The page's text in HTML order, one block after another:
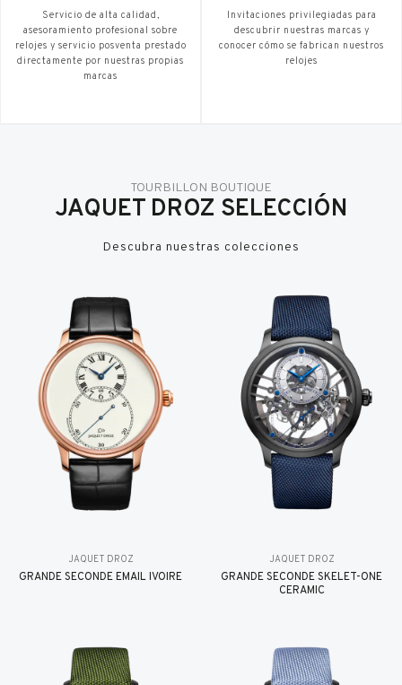
Servicio de alta calidad,
asesoramiento profesional sobre
relojes y servicio posventa prestado
directamente por nuestras propias
marcas
Invitaciones privilegiadas para
descubrir nuestras marcas y
conocer cómo se fabrican nuestros
relojes
TOURBILLON BOUTIQUE
JAQUET DROZ SELECCIÓN
Descubra nuestras colecciones
JAQUET DROZ
GRANDE SECONDE EMAIL IVOIRE
JAQUET DROZ
GRANDE SECONDE SKELET-ONE
CERAMIC